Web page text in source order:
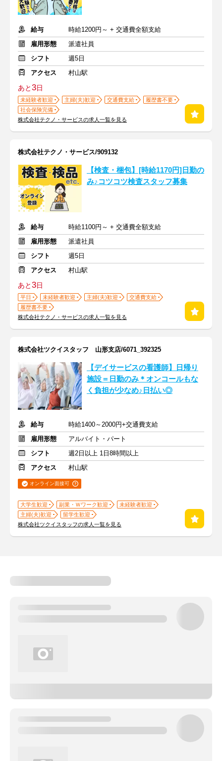
給与
時給1200円～ + 交通費全額支給
雇用形態
派遣社員
シフト
週5日
アクセス
村山駅
あと3日
未経験者歓迎 主婦(夫)歓迎 交通費支給
履歴書不要
社会保険完備
株式会社テクノ・サービスの求人一覧を見る
株式会社テクノ・サービス/909132
【検査・梱包】[時給1170円]日勤の
み♪コツコツ検査スタッフ募集
給与
時給1100円～ + 交通費全額支給
雇用形態
派遣社員
シフト
週5日
アクセス
村山駅
あと3日
平日 未経験者歓迎 主婦(夫)歓迎
交通費支給
履歴書不要
株式会社テクノ・サービスの求人一覧を見る
株式会社ツクイスタッフ 山形支店/6071_392325
【デイサービスの看護師】日帰り
施設＝日勤のみ＊オンコールもな
く負担が少なめ♪日払い◎
給与
時給1400～2000円+交通費支給
雇用形態
アルバイト・パート
シフト
週2日以上 1日8時間以上
アクセス
村山駅
オンライン面接可
大学生歓迎 副業・Ｗワーク歓迎
未経験者歓迎
主婦(夫)歓迎
留学生歓迎
株式会社ツクイスタッフの求人一覧を見る